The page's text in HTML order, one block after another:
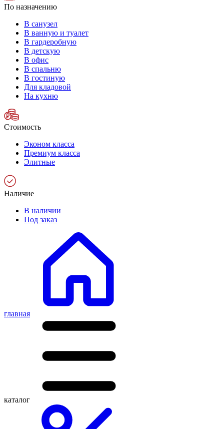
По назначению
В санузел
В ванную и туалет
В гардеробную
В детскую
В офис
В спальню
В гостиную
Для кладовой
На кухню
Стоимость
Эконом класса
Премиум класса
Элитные
Наличие
В наличии
Под заказ
главная
каталог